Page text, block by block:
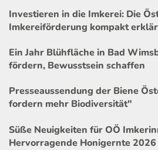
Investieren in die Imkerei: Die
Imkereiförderung kompakt
Ein Jahr Blühfläche in Bad
fördern, Bewusstsein schaffen
Presseaussendung der Biene
fordern mehr Biodiversität"
Süße Neuigkeiten für OÖ
Hervorragende Honigernte 2026